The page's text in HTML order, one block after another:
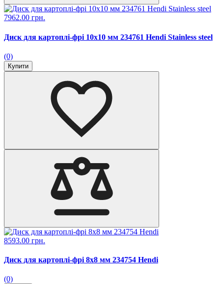
7962.00 грн.
Диск для картоплі-фрі 10х10 мм 234761 Hendi Stainless steel
(0)
Купити
8593.00 грн.
Диск для картоплі-фрі 8x8 мм 234754 Hendi
(0)